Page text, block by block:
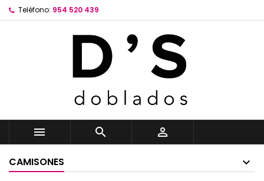
Teléfono: 954 520 439
  
CAMISONES